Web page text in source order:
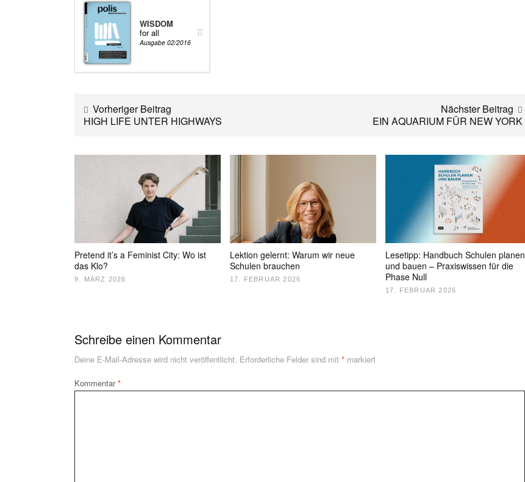
WISDOM
for all
Ausgabe 02/2016
Vorheriger Beitrag
HIGH LIFE UNTER HIGHWAYS
Nächster Beitrag
EIN AQUARIUM FÜR NEW YORK
Pretend it’s a Feminist City: Wo ist
das Klo?
9. MÄRZ 2026
Lektion gelernt: Warum wir neue
Schulen brauchen
17. FEBRUAR 2026
Lesetipp: Handbuch Schulen planen
und bauen – Praxiswissen für die
Phase Null
17. FEBRUAR 2026
Schreibe einen Kommentar
Deine E-Mail-Adresse wird nicht veröffentlicht. Erforderliche Felder sind mit * markiert
Kommentar*